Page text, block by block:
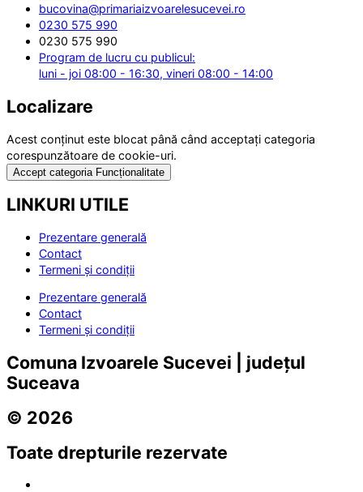
bucovina@primariaizvoarelesucevei.ro
0230 575 990
0230 575 990
Program de lucru cu publicul:
luni - joi 08:00 - 16:30, vineri 08:00 - 14:00
Localizare
Acest conținut este blocat până când acceptați categoria
corespunzătoare de cookie-uri.
Accept categoria Funcționalitate
LINKURI UTILE
Prezentare generală
Contact
Termeni și condiții
Prezentare generală
Contact
Termeni și condiții
Comuna Izvoarele Sucevei | județul
Suceava
© 2026
Toate drepturile rezervate